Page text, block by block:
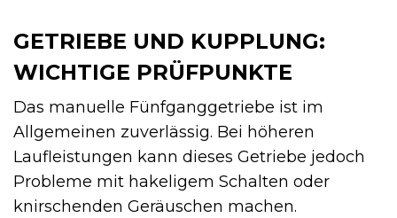
GETRIEBE UND KUPPLUNG:
WICHTIGE PRÜFPUNKTE
Das manuelle Fünfganggetriebe ist im
Allgemeinen zuverlässig. Bei höheren
Laufleistungen kann dieses Getriebe jedoch
Probleme mit hakeligem Schalten oder
knirschenden Geräuschen machen.